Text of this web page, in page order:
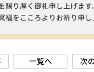
賜り厚く御礼申し上げま
をこころよりお祈り申し
一覧へ 次